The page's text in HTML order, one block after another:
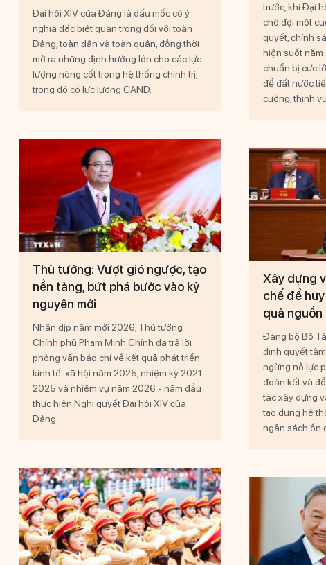
Đại hội XIV của Đảng là dấu mốc có ý
nghĩa đặc biệt quan trọng đối với toàn
Đảng, toàn dân và toàn quân, đồng thời
mở ra những định hướng lớn cho các lực
lượng nòng cốt trong hệ thống chính trị,
trong đó có lực lượng CAND.
Thủ tướng: Vượt gió ngược, tạo
nền tảng, bứt phá bước vào kỷ
nguyên mới
Nhân dịp năm mới 2026, Thủ tướng
Chính phủ Phạm Minh Chính đã trả lời
phỏng vấn báo chí về kết quả phát triển
kinh tế-xã hội năm 2025, nhiệm kỳ 2021-
2025 và nhiệm vụ năm 2026 - năm đầu
thực hiện Nghị quyết Đại hội XIV của
Đảng.
trước, khi Đại
chờ đợi một
quyết, chính
hiện suốt
chuẩn bị cực
để đất nước
cường, thịnh
Xây dựng
chế để
quả
Đảng bộ Bộ
định quyết
ngừng nỗ lực
đoàn kết và
tác xây dựng
tạo dựng hệ
ngân sách ổn